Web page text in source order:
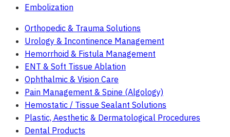
Embolization
Orthopedic & Trauma Solutions
Urology & Incontinence Management
Hemorrhoid & Fistula Management
ENT & Soft Tissue Ablation
Ophthalmic & Vision Care
Pain Management & Spine (Algology)
Hemostatic / Tissue Sealant Solutions
Plastic, Aesthetic & Dermatological Procedures
Dental Products